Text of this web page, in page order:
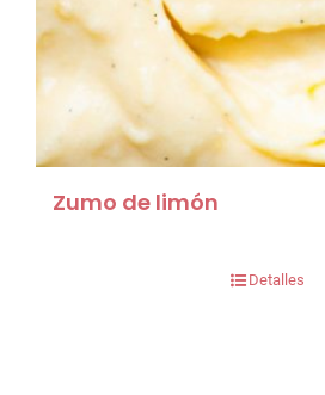
Zumo de limón
Detalles